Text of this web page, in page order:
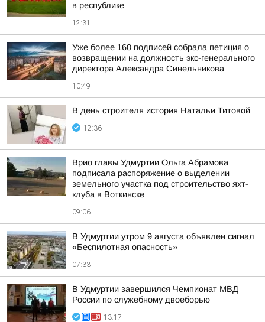
в республике
12:31
Уже более 160 подписей собрала петиция о
возвращении на должность экс-генерального
директора Александра Синельникова
10:49
В день строителя история Натальи Титовой
12:36
Врио главы Удмуртии Ольга Абрамова
подписала распоряжение о выделении
земельного участка под строительство яхт-
клуба в Воткинске
09:06
В Удмуртии утром 9 августа объявлен сигнал
«Беспилотная опасность»
07:33
В Удмуртии завершился Чемпионат МВД
России по служебному двоеборью
13:17